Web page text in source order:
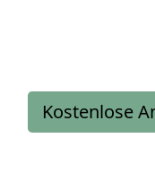
Kostenlose